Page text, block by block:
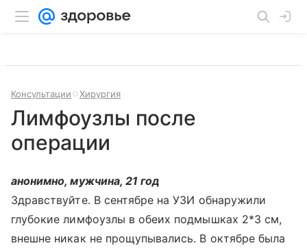
Консультации Хирургия
Лимфоузлы после
операции
анонимно, мужчина, 21 год
Здравствуйте. В сентябре на УЗИ обнаружили
глубокие лимфоузлы в обеих подмышках 2*3 см,
внешне никак не прощупывались. В октябре была